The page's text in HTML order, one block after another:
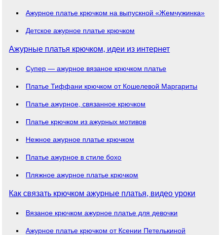
Ажурное платье крючком на выпускной «Жемчужинка»
Детское ажурное платье крючком
Ажурные платья крючком, идеи из интернет
Супер — ажурное вязаное крючком платье
Платье Тиффани крючком от Кошелевой Маргариты
Платье ажурное, связанное крючком
Платье крючком из ажурных мотивов
Нежное ажурное платье крючком
Платье ажурное в стиле бохо
Пляжное ажурное платье крючком
Как связать крючком ажурные платья, видео уроки
Вязаное крючком ажурное платье для девочки
Ажурное платье крючком от Ксении Петелькиной